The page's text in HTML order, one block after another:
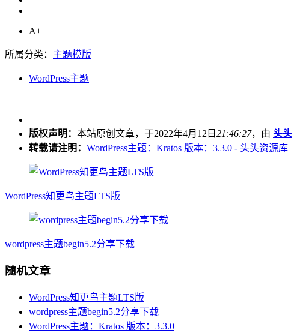
A+
所属分类： 主题模版
WordPress主题
版权声明： 本站原创文章，于2022年4月12日 21:46:27，由 头头
转载请注明： WordPress主题：Kratos 版本：3.3.0 - 头头资源库
WordPress知更鸟主题LTS版
wordpress主题begin5.2分享下载
随机文章
WordPress知更鸟主题LTS版
wordpress主题begin5.2分享下载
WordPress主题：Kratos 版本：3.3.0